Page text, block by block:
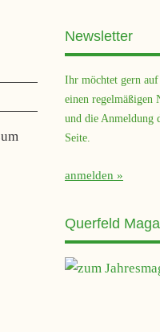
Newsletter
Ihr möchtet gern
einen regelmäßigen
und die Anmeldung
Seite.
anmelden
Querfeld